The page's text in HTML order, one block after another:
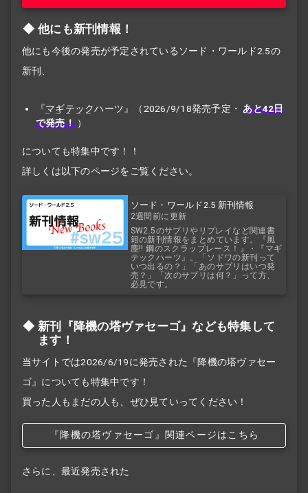
他にも新刊情報！
他にも今後の発売が予定されているソード・ワールド2.5の
新刊、
『マギテックハーツ』（2026/9/18発売予定・ あと42日
で発売！ ）
についても特集中です！！
詳しくは以下のページをご覧ください。
ソード・ワールド2.5 新刊情報
2週間前に更新
SW2.5のサプリやリプレイなど関連書
籍の新刊情報をまとめています。『風
塵!! 鋼のスクラップレース！』・『マギ
テックハーツ』。「ソドワの新刊って
いつ出るの？」「あのサプリはいつ発
売？」「次のサプリは何？」って方、
必見です。
新刊『降機の塔ヴァセーゴ』なども特集して
ます！
当サイトでは2026/6/19に発売された『降機の塔ヴァセー
ゴ』についても特集中です！
買った人もまだの人も、ぜひ見ていってください！
『降機の塔ヴァセーゴ』関連ページはこちら
さらに、最近発売された